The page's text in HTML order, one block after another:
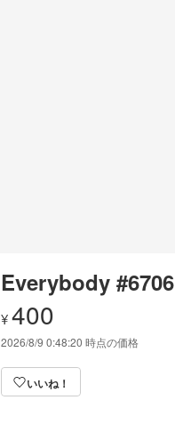
Everybody #6706
¥400
2026/8/9 0:48:20 時点の価格
いいね！